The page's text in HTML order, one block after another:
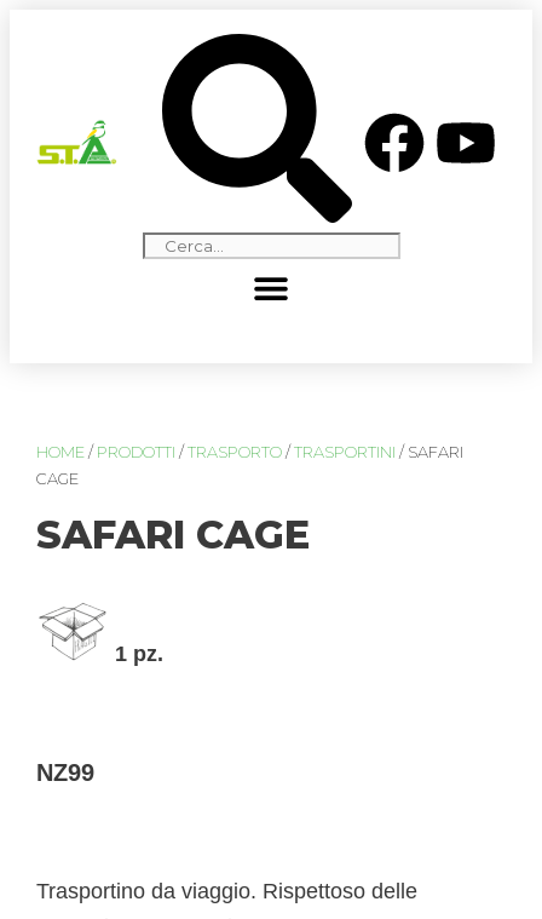
HOME / PRODOTTI /TRASPORTO/TRASPORTINI / SAFARI
CAGE
SAFARI CAGE
1 pz.
NZ99
Trasportino da viaggio. Rispettoso delle